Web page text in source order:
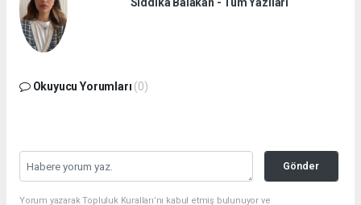
Okuyucu Yorumları (0)
Gönder
Yorum yazarak Topluluk Kuralları’nı kabul etmiş bulunuyor ve